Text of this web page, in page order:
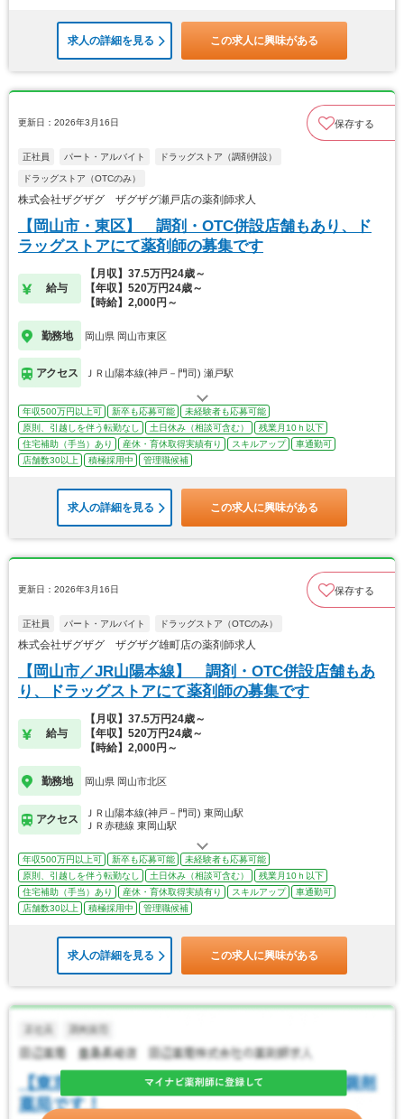
求人の詳細を見る この求人に興味がある
更新日：2026年3月16日 保存する
正社員 パート・アルバイト ドラッグストア（調剤併設）
ドラッグストア（OTCのみ）
株式会社ザグザグ ザグザグ瀬戸店の薬剤師求人
【岡山市・東区】 調剤・OTC併設店舗もあり、ド
ラッグストアにて薬剤師の募集です
給与
【月収】37.5万円24歳～
【年収】520万円24歳～
【時給】2,000円～
勤務地 岡山県 岡山市東区
アクセス ＪＲ山陽本線(神戸－門司) 瀬戸駅
年収500万円以上可 新卒も応募可能
未経験者も応募可能
原則、引越しを伴う転勤なし
土日休み（相談可含む）
残業月10ｈ以下
住宅補助（手当）あり
産休・育休取得実績有り スキルアップ
車通勤可
店舗数30以上
積極採用中 管理職候補
求人の詳細を見る この求人に興味がある
更新日：2026年3月16日 保存する
正社員 パート・アルバイト ドラッグストア（OTCのみ）
株式会社ザグザグ ザグザグ雄町店の薬剤師求人
【岡山市／JR山陽本線】 調剤・OTC併設店舗もあ
り、ドラッグストアにて薬剤師の募集です
給与
【月収】37.5万円24歳～
【年収】520万円24歳～
【時給】2,000円～
勤務地 岡山県 岡山市北区
アクセス
ＪＲ山陽本線(神戸－門司) 東岡山駅
ＪＲ赤穂線 東岡山駅
年収500万円以上可 新卒も応募可能
未経験者も応募可能
原則、引越しを伴う転勤なし
土日休み（相談可含む）
残業月10ｈ以下
住宅補助（手当）あり
産休・育休取得実績有り スキルアップ
車通勤可
店舗数30以上
積極採用中 管理職候補
求人の詳細を見る この求人に興味がある